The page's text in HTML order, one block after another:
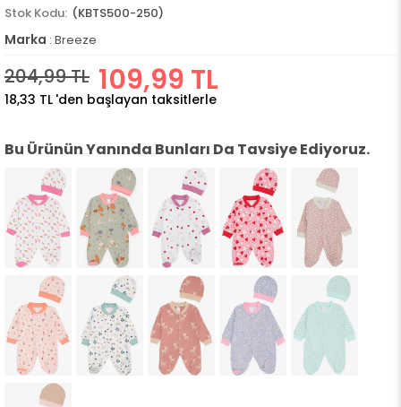
(KBTS500-250)
Marka : Breeze
204,99 TL 109,99 TL
18,33 TL 'den başlayan taksitlerle
Bu Ürünün Yanında Bunları Da Tavsiye Ediyoruz.